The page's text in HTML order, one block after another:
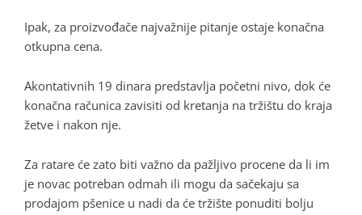
Ipak, za proizvođače najvažnije pitanje ostaje konačna
otkupna cena.
Akontativnih 19 dinara predstavlja početni nivo, dok će
konačna računica zavisiti od kretanja na tržištu do kraja
žetve i nakon nje.
Za ratare će zato biti važno da pažljivo procene da li im
je novac potreban odmah ili mogu da sačekaju sa
prodajom pšenice u nadi da će tržište ponuditi bolju